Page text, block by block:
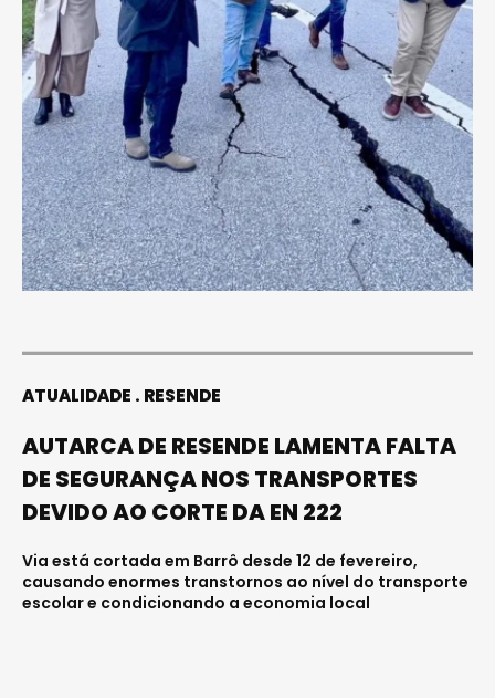
ATUALIDADE RESENDE
AUTARCA DE RESENDE LAMENTA FALTA
DE SEGURANÇA NOS TRANSPORTES
DEVIDO AO CORTE DA EN 222
Via está cortada em Barrô desde 12 de fevereiro,
causando enormes transtornos ao nível do transporte
escolar e condicionando a economia local